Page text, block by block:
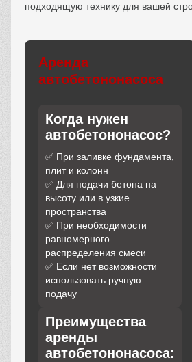
подходящую технику для вашей
Аренда
автобетононасоса
Когда нужен
автобетононасос?
✅ При заливке фундамента,
плит и колонн
✅ Для подачи бетона на
высоту или в узкие
пространства
✅ При необходимости
равномерного
распределения смеси
✅ Если нет возможности
использовать ручную
подачу
Преимущества
аренды
автобетононасоса: